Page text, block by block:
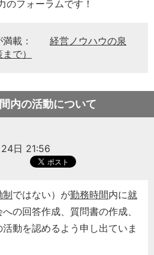
のフォーラムです！
載：
経営ノウハウの泉
で）
内の活動について
日 21:56
制ではない）が勤務時間内に就
の回答作成、質問書の作成、
動を認めるよう申し出ていま